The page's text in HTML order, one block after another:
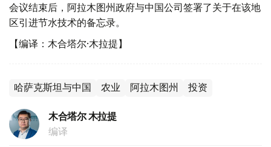
会议结束后，阿拉木图州政府与中国公司签署了关于在该地
区引进节水技术的备忘录。
【编译：木合塔尔·木拉提】
哈萨克斯坦与中国 农业 阿拉木图州 投资
木合塔尔 木拉提
编译